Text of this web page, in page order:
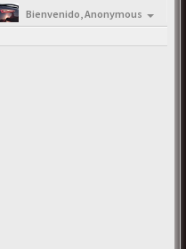
Bienvenido,Anonymous